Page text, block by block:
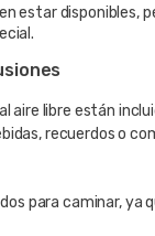
estar
aire libre están
recuerdos o
para caminar, ya